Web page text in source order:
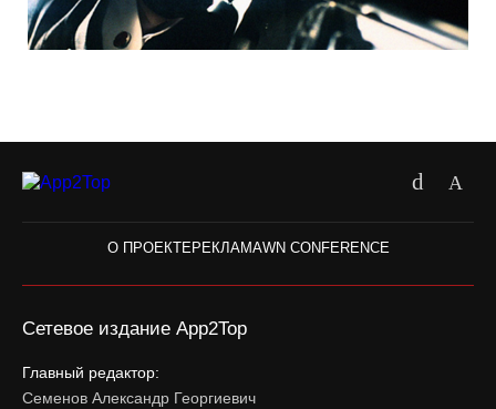
О ПРОЕКТЕРЕКЛАМАWN CONFERENCE
Сетевое издание App2Top
Главный редактор:
Семенов Александр Георгиевич